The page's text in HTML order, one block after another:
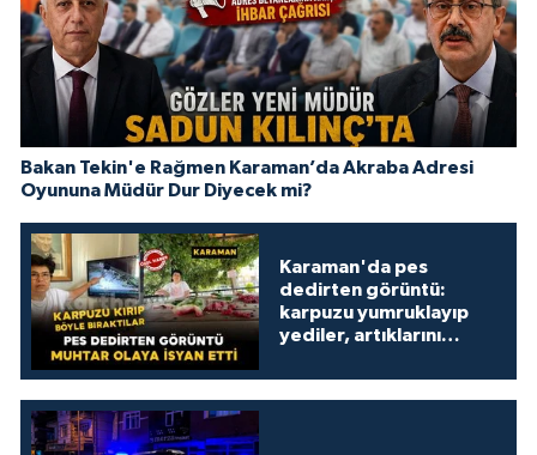
Bakan Tekin'e Rağmen Karaman’da Akraba Adresi
Oyununa Müdür Dur Diyecek mi?
Karaman'da pes
dedirten görüntü:
karpuzu yumruklayıp
yediler, artıklarını